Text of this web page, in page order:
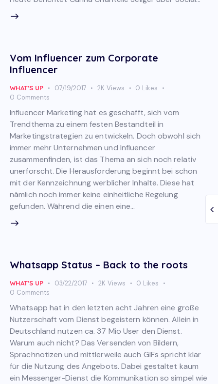
Vom Influencer zum Corporate
Influencer
WHAT'S UP 07/19/2017 2K Views 0 Likes
0 Comments
Influencer Marketing hat es geschafft, sich vom
Trendthema zu einem festen Bestandteil in
Marketingstrategien zu entwickeln. Doch obwohl sich
immer mehr Unternehmen und Influencer
zusammenfinden, ist das Thema an sich noch relativ
unerforscht. Die Herausforderung beginnt bei schon
mit der Kennzeichnung werblicher Inhalte. Diese hat
nämlich noch immer keine einheitliche Regelung
gefunden. Während die einen eine…
Whatsapp Status – Back to the roots
WHAT'S UP 03/22/2017 2K Views 0 Likes
0 Comments
Whatsapp hat in den letzten acht Jahren eine große
Nutzerschaft vom Dienst begeistern können. Allein in
Deutschland nutzen ca. 37 Mio User den Dienst.
Warum auch nicht? Das Versenden von Bildern,
Sprachnotizen und mittlerweile auch GIFs spricht klar
für die Nutzung des Angebots. Dabei gestaltet kaum
ein Messenger-Dienst die Kommunikation so simpel wie